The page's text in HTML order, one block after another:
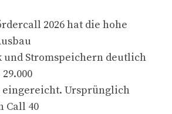
2026 hat die hohe
und Stromspeichern deutlich
Ursprünglich
Call 40